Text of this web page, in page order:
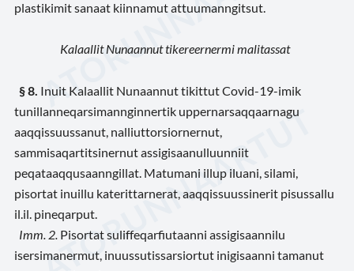
plastikimit sanaat kiinnamut attuumanngitsut.
Kalaallit Nunaannut tikereernermi malitassat
§ 8 Inuit Kalaallit Nunaannut tikittut Covid-19-imik
tunillanneqarsimannginnertik uppernarsaqqaarnagu
aaqqissuussanut, nalliuttorsiornernut,
sammisaqartitsinernut assigisaanulluunniit
peqataaqqusaanngillat. Matumani illup iluani, silami,
pisortat inuillu katerittarnerat, aaqqissuussinerit pisussallu
il.il. pineqarput.
Imm. 2. Pisortat suliffeqarfiutaanni assigisaannilu
isersimanermut, inuussutissarsiortut inigisaanni tamanut